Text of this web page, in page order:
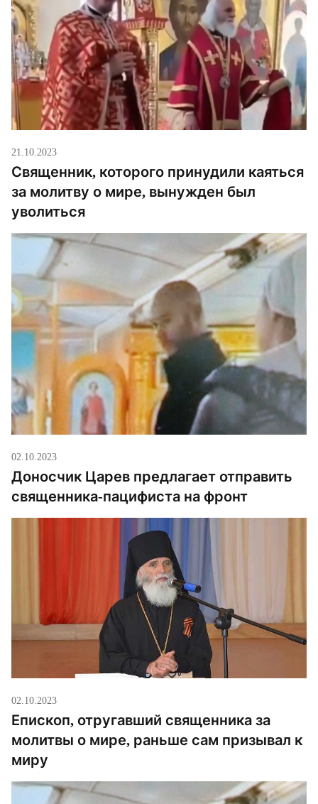
21.10.2023
Священник, которого принудили каяться
за молитву о мире, вынужден был
уволиться
02.10.2023
Доносчик Царев предлагает отправить
священника-пацифиста на фронт
02.10.2023
Епископ, отругавший священника за
молитвы о мире, раньше сам призывал к
миру